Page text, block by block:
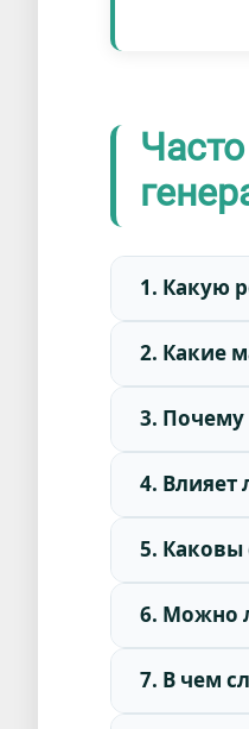
1. Какую
2. Какие
3. Почему
4. Влияет
5. Каковы
6. Можно
7. В чем